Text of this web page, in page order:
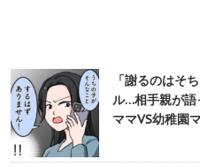
「謝るのはそ
ル…相手親が語
ママVS幼稚園